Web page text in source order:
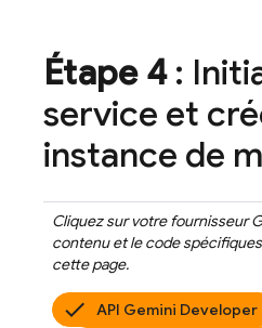
Étape 4:
service et
instance de
Cliquez sur votre fournisseur
contenu et le code
cette page.
API Gemini Developer